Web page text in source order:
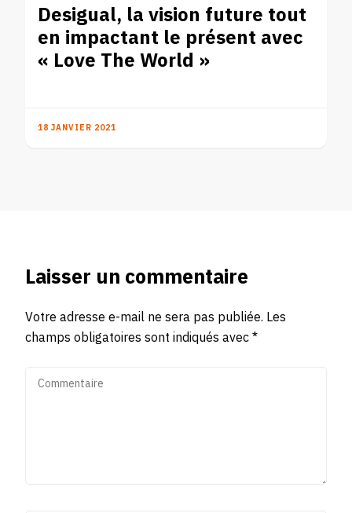
Desigual, la vision future tout
en impactant le présent avec
« Love The World »
18 JANVIER 2021
Laisser un commentaire
Votre adresse e-mail ne sera pas publiée. Les
champs obligatoires sont indiqués avec*